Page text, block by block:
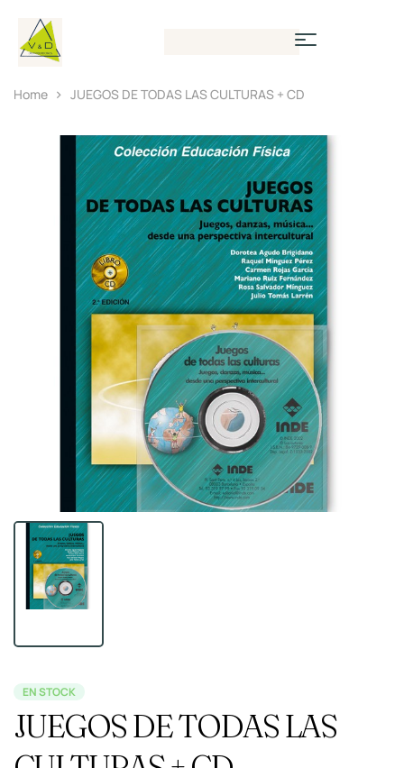
Home JUEGOS DE TODAS LAS CULTURAS + CD
EN STOCK
JUEGOS DE TODAS LAS